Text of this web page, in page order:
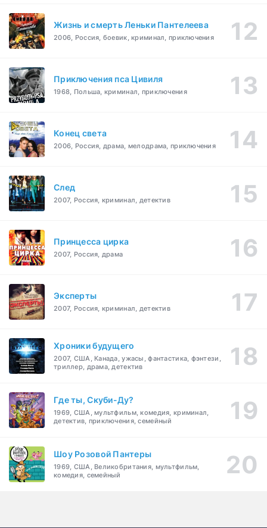
Жизнь и смерть Леньки Пантелеева
2006, Россия, боевик, криминал, приключения
Приключения пса Цивиля
1968, Польша, криминал, приключения
Конец света
2006, Россия, драма, мелодрама, приключения
След
2007, Россия, криминал, детектив
Принцесса цирка
2007, Россия, драма
Эксперты
2007, Россия, криминал, детектив
Хроники будущего
2007, США, Канада, ужасы, фантастика, фэнтези,
триллер, драма, детектив
Где ты, Скуби-Ду?
1969, США, мультфильм, комедия, криминал,
детектив, приключения, семейный
Шоу Розовой Пантеры
1969, США, Великобритания, мультфильм,
комедия, семейный